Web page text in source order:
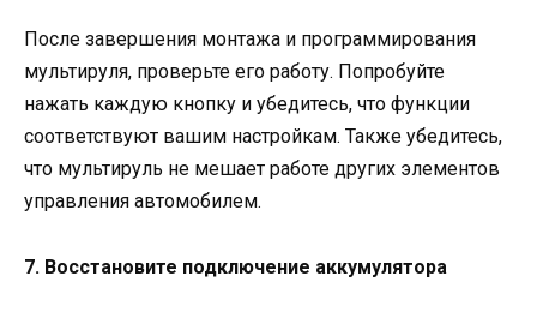
После завершения монтажа и программирования
мультируля, проверьте его работу. Попробуйте
нажать каждую кнопку и убедитесь, что функции
соответствуют вашим настройкам. Также убедитесь,
что мультируль не мешает работе других элементов
управления автомобилем.
7. Восстановите подключение аккумулятора